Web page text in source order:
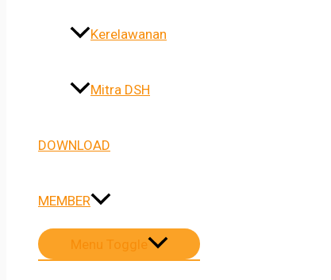
Kerelawanan
Mitra DSH
DOWNLOAD
MEMBER
Menu Toggle